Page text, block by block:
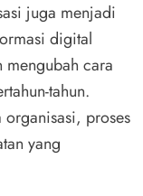
juga menjadi
digital
mengubah cara
tahun.
organisasi, proses
yang